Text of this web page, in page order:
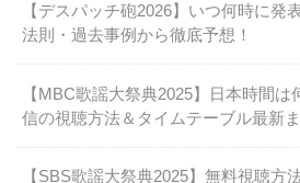
【デスパッチ砲2026】いつ何時に発
法則・過去事例から徹底予想！
【MBC歌謡大祭典2025】日本時間
信の視聴方法＆タイムテーブル最新ま
【SBS歌謡大祭典2025】無料視聴方